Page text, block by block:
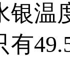
银
有